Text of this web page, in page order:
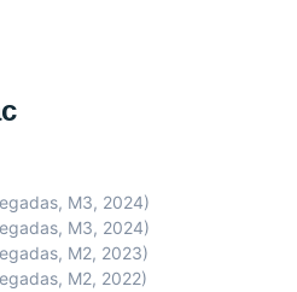
M3, 2024)
M3, 2024)
M2, 2023)
M2, 2022)